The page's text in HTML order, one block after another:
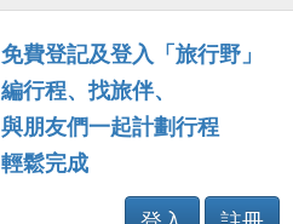
免費登記及登入「旅行野」
編行程、找旅伴、
與朋友們一起計劃行程
輕鬆完成